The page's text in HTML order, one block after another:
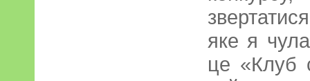
яке я чула
це «Клуб